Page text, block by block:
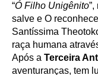
“Ó Filho Unigênito
salve e O
Santíssima
raça humana
Após a Terceira
aventuranças, tem